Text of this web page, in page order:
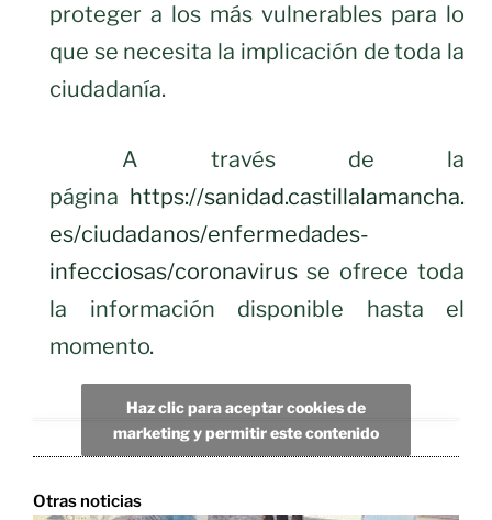
proteger a los más vulnerables para lo
que se necesita la implicación de toda la
ciudadanía.
A través de la
página https://sanidad.castillalamancha.
es/ciudadanos/enfermedades-
infecciosas/coronavirus se ofrece toda
la información disponible hasta el
momento.
Haz clic para aceptar cookies de
marketing y permitir este contenido
Otras noticias